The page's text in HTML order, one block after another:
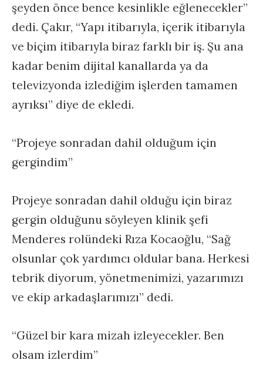
şeyden önce bence kesinlikle eğlenecekler”
dedi. Çakır, “Yapı itibarıyla, içerik itibarıyla
ve biçim itibarıyla biraz farklı bir iş. Şu ana
kadar benim dijital kanallarda ya da
televizyonda izlediğim işlerden tamamen
ayrıksı” diye de ekledi.
“Projeye sonradan dahil olduğum için
gergindim”
Projeye sonradan dahil olduğu için biraz
gergin olduğunu söyleyen klinik şefi
Menderes rolündeki Rıza Kocaoğlu, “Sağ
olsunlar çok yardımcı oldular bana. Herkesi
tebrik diyorum, yönetmenimizi, yazarımızı
ve ekip arkadaşlarımızı” dedi.
“Güzel bir kara mizah izleyecekler. Ben
olsam izlerdim”